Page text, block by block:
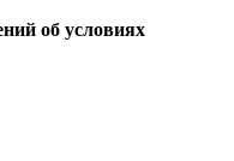
об условиях